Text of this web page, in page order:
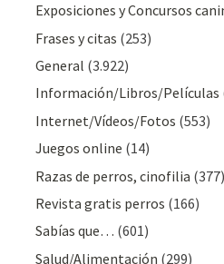
Exposiciones y Concursos
Frases y citas (253)
General (3.922)
Información/Libros/Películas
Internet/Vídeos/Fotos (553)
Juegos online (14)
Razas de perros, cinofilia (377)
Revista gratis perros (166)
Sabías que… (601)
Salud/Alimentación (299)